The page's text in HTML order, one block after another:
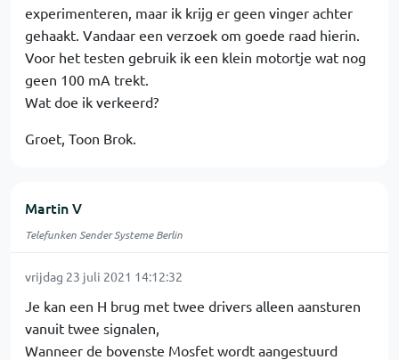
experimenteren, maar ik krijg er geen vinger achter
gehaakt. Vandaar een verzoek om goede raad hierin.
Voor het testen gebruik ik een klein motortje wat nog
geen 100 mA trekt.
Wat doe ik verkeerd?
Groet, Toon Brok.
Martin V
Telefunken Sender Systeme Berlin
vrijdag 23 juli 2021 14:12:32
Je kan een H brug met twee drivers alleen aansturen
vanuit twee signalen,
Wanneer de bovenste Mosfet wordt aangestuurd